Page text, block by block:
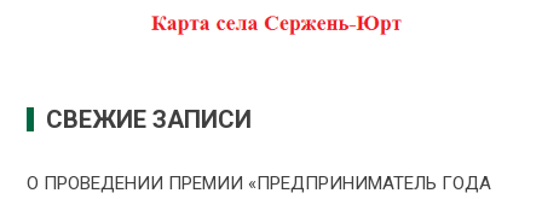
СВЕЖИЕ ЗАПИСИ
О ПРОВЕДЕНИИ ПРЕMИИ «ПРЕДПРИНИМАТЕЛЬ ГОДА